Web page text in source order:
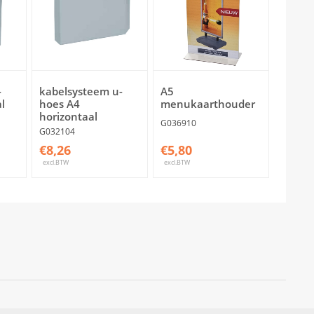
kabelsysteem u-
hoes A4
horizontaal
G032104
€8,26
excl.BTW
A5
menukaarthouder
G036910
€5,80
excl.BTW